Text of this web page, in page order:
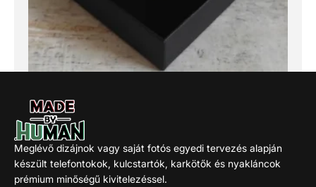
barack macskaszem karkötő
Kosárba
Meglévő dizájnok vagy saját fotós egyedi tervezés alapján
készült telefontokok, kulcstartók, karkötők és nyakláncok
prémium minőségű kivitelezéssel.